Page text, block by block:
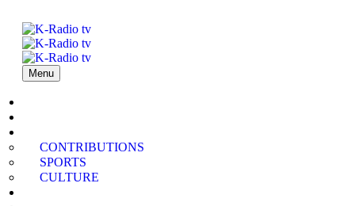
Menu
CONTRIBUTIONS
SPORTS
CULTURE